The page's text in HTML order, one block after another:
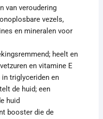
van veroudering
vezels,
en mineralen voor
heelt en
en vitamine E
in triglyceriden en
de huid; een
huid
booster die de